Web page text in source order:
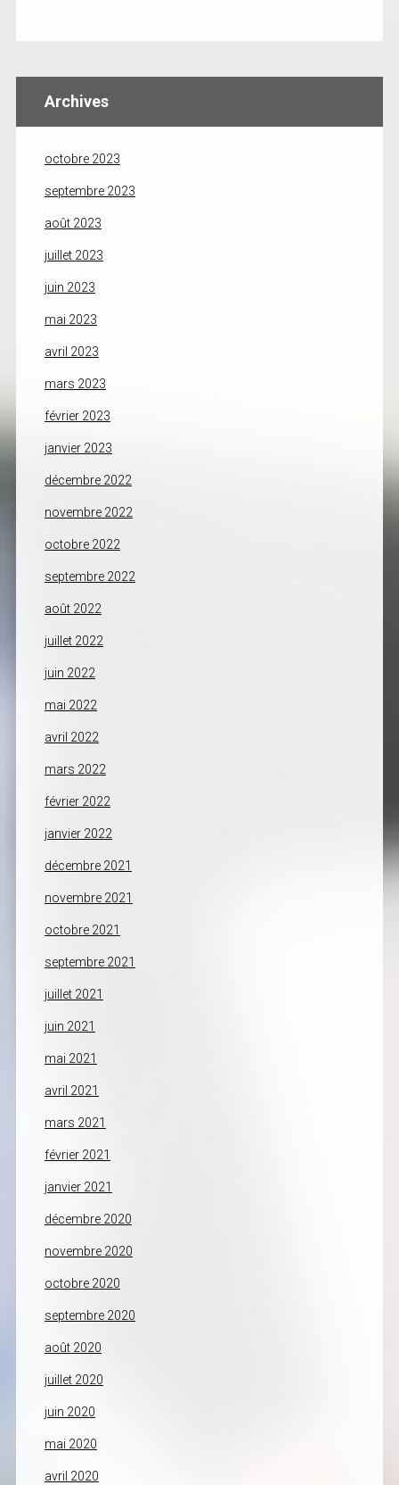
Archives
octobre 2023
septembre 2023
août 2023
juillet 2023
juin 2023
mai 2023
avril 2023
mars 2023
février 2023
janvier 2023
décembre 2022
novembre 2022
octobre 2022
septembre 2022
août 2022
juillet 2022
juin 2022
mai 2022
avril 2022
mars 2022
février 2022
janvier 2022
décembre 2021
novembre 2021
octobre 2021
septembre 2021
juillet 2021
juin 2021
mai 2021
avril 2021
mars 2021
février 2021
janvier 2021
décembre 2020
novembre 2020
octobre 2020
septembre 2020
août 2020
juillet 2020
juin 2020
mai 2020
avril 2020